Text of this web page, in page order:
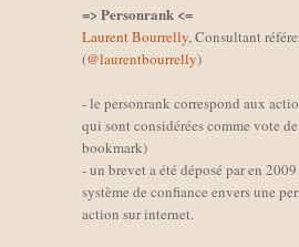
=> Personrank <=
Laurent Bourrelly, Consultant
(@laurentbourrelly)
- le personrank correspond aux
qui sont considérées comme vote
bookmark)
- un brevet a été déposé par en
système de confiance envers une
action sur internet.